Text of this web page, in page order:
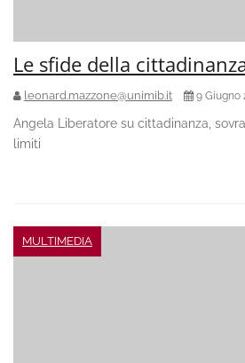
Le sfide della
leonard.mazzone@unimib.it 9 Giugno
Angela Liberatore su cittadinanza,
limiti
MULTIMEDIA